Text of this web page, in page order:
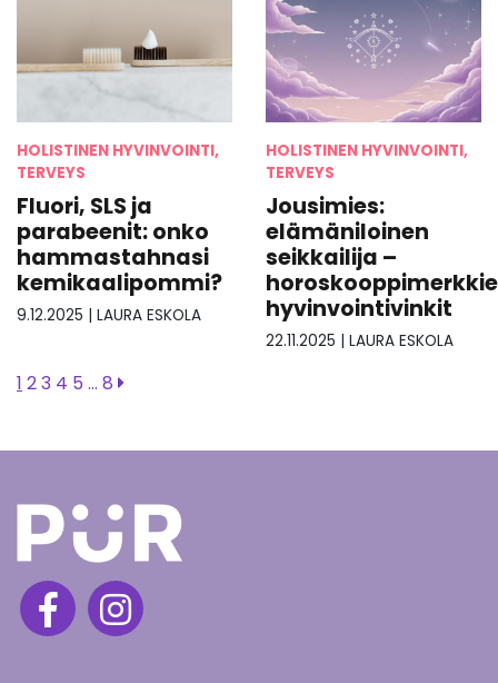
HOLISTINEN HYVINVOINTI,
TERVEYS
Fluori, SLS ja
parabeenit: onko
hammastahnasi
kemikaalipommi?
9.12.2025 | LAURA ESKOLA
HOLISTINEN HYVINVOINTI,
TERVEYS
Jousimies:
elämäniloinen
seikkailija –
hyvinvointivinkit
22.11.2025 | LAURA ESKOLA
1 23 4 5 … 8